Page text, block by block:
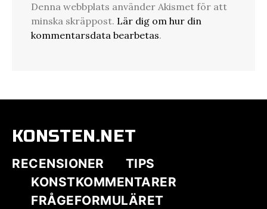
Denna webbplats använder Akismet för att
minska skräppost. Lär dig om hur din
kommentarsdata bearbetas.
KONSTEN.NET
RECENSIONER
TIPS
KONSTKOMMENTARER
FRÅGEFORMULÄRET